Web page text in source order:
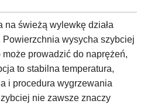
na świeżą wylewkę działa
wysycha szybciej
może prowadzić do naprężeń,
to stabilna temperatura,
i procedura wygrzewania
nie zawsze znaczy